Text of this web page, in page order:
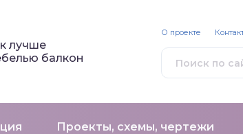
лучше
балкон
Проекты, схемы, чертежи
О проекте